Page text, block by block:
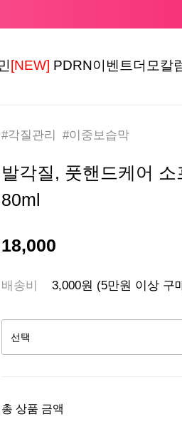
[NEW] PDRN이벤트더모칼
#각질관리 #이중보습막
발각질, 풋핸드케어
80ml
18,000
배송비 3,000원 (5만원 이상 구
총 상품 금액